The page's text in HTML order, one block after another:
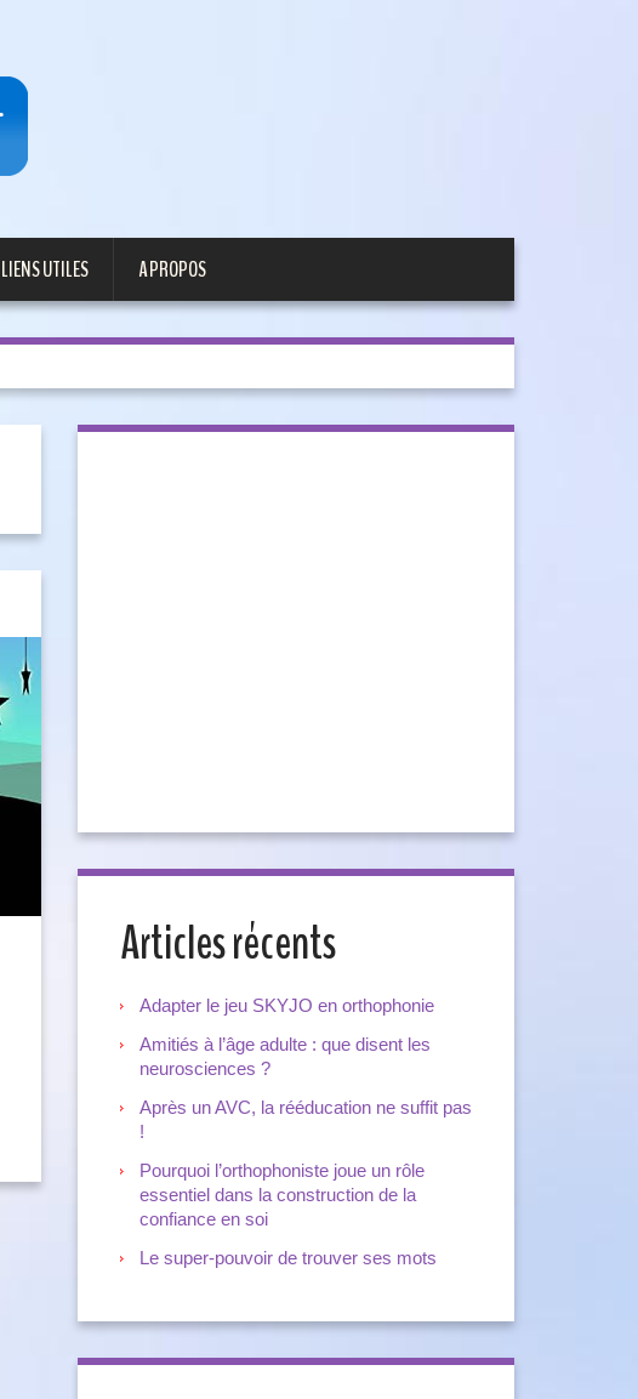
LIENS UTILES A PROPOS
Articles récents
Adapter le jeu SKYJO en orthophonie
Amitiés à l’âge adulte : que disent les
neurosciences ?
Après un AVC, la rééducation ne suffit pas
!
Pourquoi l’orthophoniste joue un rôle
essentiel dans la construction de la
confiance en soi
Le super-pouvoir de trouver ses mots